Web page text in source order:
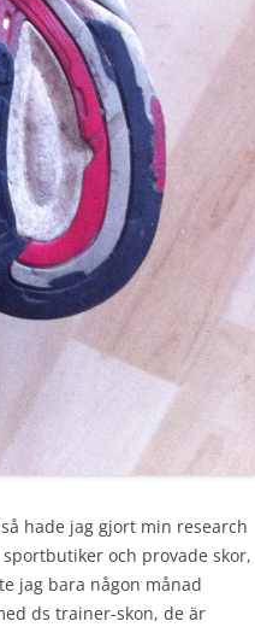
hade jag gjort min research
och provade skor,
jag bara någon månad
ds trainer-skon, de är